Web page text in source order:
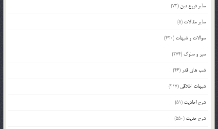
سایر فروع دین (72)
سایر مقالات (5)
سوالات و شبهات (420)
سیر و سلوک (274)
شب های قدر (46)
شبهات اخلاقی (217)
شرح احادیث (51)
شرح حدیث (550)